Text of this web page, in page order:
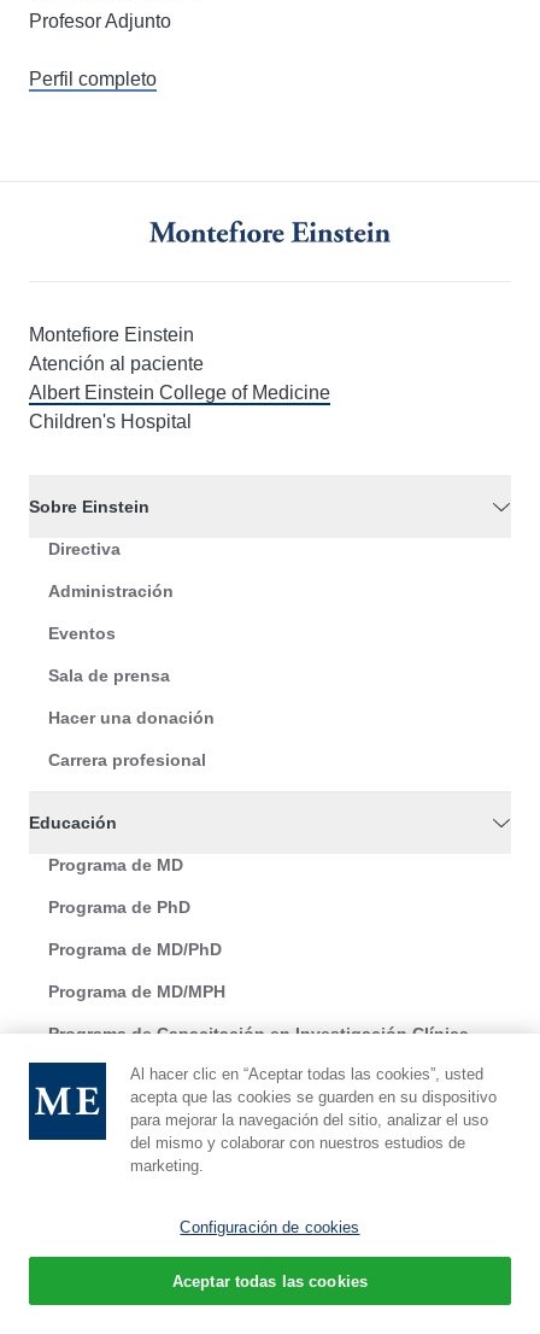
Profesor Adjunto
Perfil completo
Montefiore Einstein
Atención al paciente
Albert Einstein College of Medicine
Children's Hospital
Sobre Einstein
Directiva
Administración
Eventos
Sala de prensa
Hacer una donación
Carrera profesional
Educación
Programa de MD
Programa de PhD
Programa de MD/PhD
Programa de MD/MPH
Programa de Capacitación en Investigación Clínica
Educación en Bioética
Estudios posdoctorales
Departamentos y centros
Instalaciones y núcleos compartidos
Al hacer clic en “Aceptar todas las cookies”, usted
acepta que las cookies se guarden en su dispositivo
para mejorar la navegación del sitio, analizar el uso
del mismo y colaborar con nuestros estudios de
marketing.
Configuración de cookies
Aceptar todas las cookies
Español